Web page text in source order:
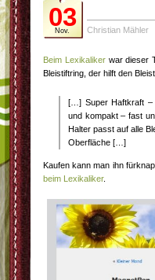
03
Nov. Christian Mähler
Beim Lexikalikerwar dieser
Bleistiftring, der hilft den
[…] Super Haftkraft –
und kompakt – fast
Halter passt auf alle
Oberfläche […]
Kaufen kann man ihn
beim Lexikaliker.